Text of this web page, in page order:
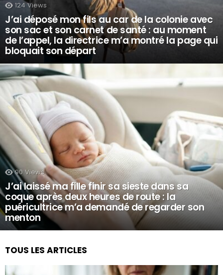
124 Views
J’ai déposé mon fils au car de la colonie avec
son sac et son carnet de santé : au moment
de l’appel, la directrice m’a montré la page qui
bloquait son départ
90 Views
J’ai laissé ma fille finir sa sieste dans sa
coque après deux heures de route : la
puéricultrice m’a demandé de regarder son
menton
TOUS LES ARTICLES